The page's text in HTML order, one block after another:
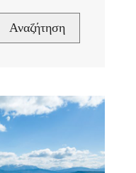
Αναζήτηση